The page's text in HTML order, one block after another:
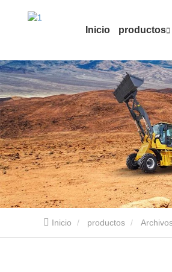
Inicio productos
Inicio productos